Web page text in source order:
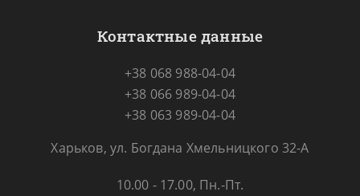
Контактные данные
+38 068 988-04-04
+38 066 989-04-04
+38 063 989-04-04
Харьков, ул. Богдана Хмельницкого 32-А
10.00 - 17.00, Пн.-Пт.